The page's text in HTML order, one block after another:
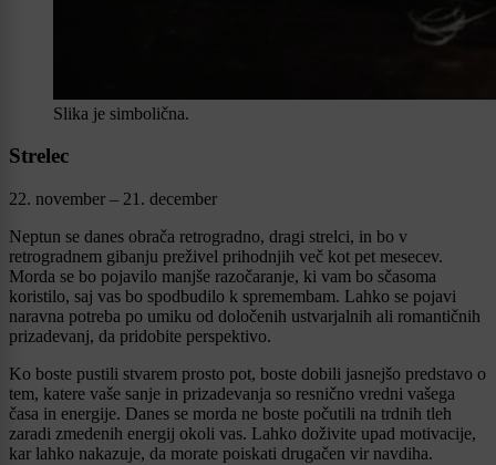
Slika je simbolična.
Strelec
22. november – 21. december
Neptun se danes obrača retrogradno, dragi strelci, in bo v
retrogradnem gibanju preživel prihodnjih več kot pet mesecev.
Morda se bo pojavilo manjše razočaranje, ki vam bo sčasoma
koristilo, saj vas bo spodbudilo k spremembam. Lahko se pojavi
naravna potreba po umiku od določenih ustvarjalnih ali romantičnih
prizadevanj, da pridobite perspektivo.
Ko boste pustili stvarem prosto pot, boste dobili jasnejšo predstavo o
tem, katere vaše sanje in prizadevanja so resnično vredni vašega
časa in energije. Danes se morda ne boste počutili na trdnih tleh
zaradi zmedenih energij okoli vas. Lahko doživite upad motivacije,
kar lahko nakazuje, da morate poiskati drugačen vir navdiha.